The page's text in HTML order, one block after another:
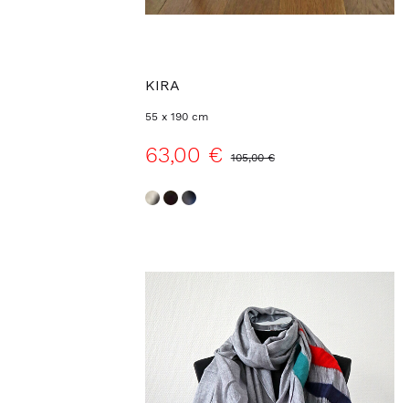
KIRA
55 x 190 cm
63,00 € 105,00 €